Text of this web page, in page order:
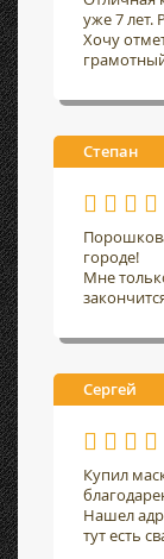
уже 7 лет.
Хочу
Степан
городе!
Мне
Сергей
Купил
Нашел
тут есть